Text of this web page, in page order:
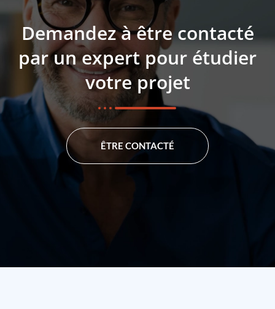
Demandez à être contacté
par un expert pour étudier
votre projet
ÊTRE CONTACTÉ